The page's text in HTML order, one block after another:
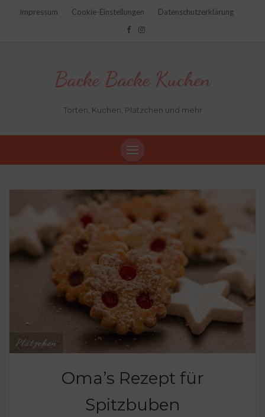
Impressum Cookie-Einstellungen Datenschutzerklärung
Backe Backe Kuchen
Torten, Kuchen, Plätzchen und mehr
Plätzchen
Oma’s Rezept für
Spitzbuben